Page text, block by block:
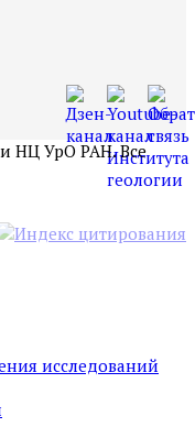
НЦ УрО РАН. Все
исследований